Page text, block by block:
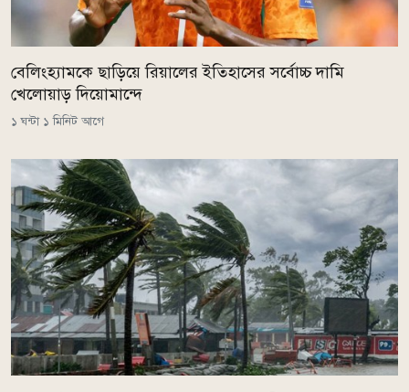
বেলিংহ্যামকে ছাড়িয়ে রিয়ালের ইতিহাসের সর্বোচ্চ দামি
খেলোয়াড় দিয়োমান্দে
১ ঘন্টা ১ মিনিট আগে